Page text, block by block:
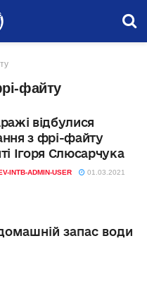
файту
відбулися
з фрі-файту
Ігоря Слюсарчука
INTB-ADMIN-USER 01.03.2021
запас води